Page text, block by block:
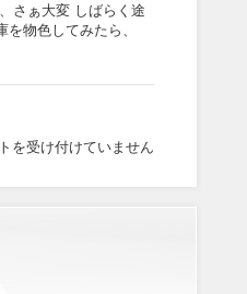
さぁ大変 しばらく途
物色してみたら、
を受け付けていません